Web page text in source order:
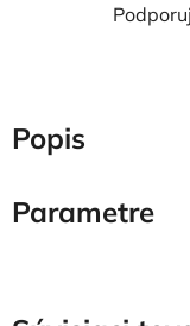
Popis
Parametre